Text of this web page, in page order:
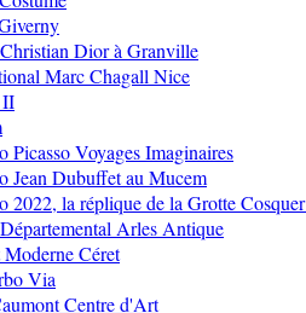
Dior à Granville
Marc Chagall Nice
II
Picasso Voyages Imaginaires
Jean Dubuffet au Mucem
2022, la réplique de la Grotte
Arles Antique
Céret
Via
Centre d'Art